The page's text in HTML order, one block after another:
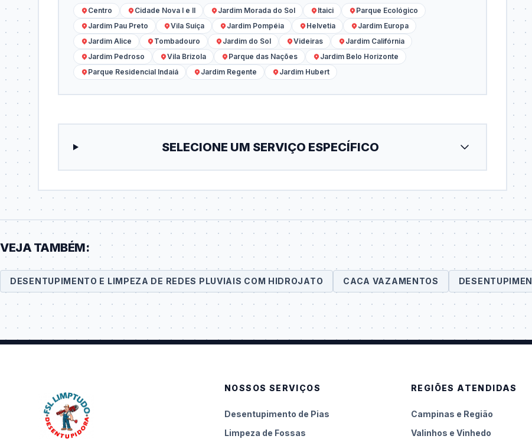
Centro Cidade Nova I e II Jardim Morada do Sol Itaici
Parque Ecológico
Jardim Pau Preto
Vila Suíça Jardim Pompéia Helvetia
Jardim Europa
Jardim Alice
Tombadouro Jardim do Sol Videiras
Jardim Califórnia
Jardim Pedroso
Vila Brizola Parque das Nações
Jardim Belo Horizonte
Parque Residencial Indaiá
Jardim Regente Jardim Hubert
SELECIONE UM SERVIÇO ESPECÍFICO
VEJA TAMBÉM:
DESENTUPIMENTO E LIMPEZA DE REDES PLUVIAIS COM HIDROJATO CACA VAZAMENTOS
NOSSOS SERVIÇOS
Desentupimento de Pias
Limpeza de Fossas
REGIÕES ATENDIDAS
Campinas e Região
Valinhos e Vinhedo